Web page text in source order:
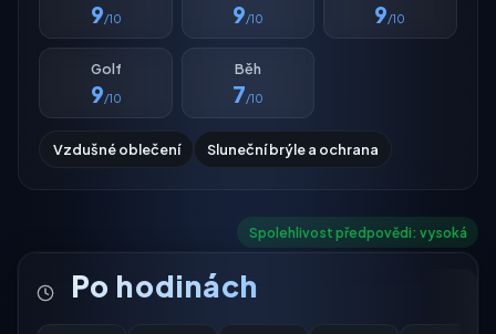
9/10 9/10 9/10
Golf
9/10
Běh
7/10
Vzdušné oblečení Sluneční brýle a ochrana
Spolehlivost předpovědi: vysoká
Po hodinách